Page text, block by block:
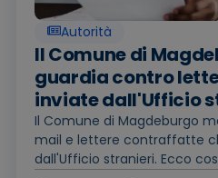
Autorità
Il Comune di
guardia contro
inviate dall'Ufficio
Il Comune di Magdeburgo
mail e lettere contraffatte
dall'Ufficio stranieri. Ecco